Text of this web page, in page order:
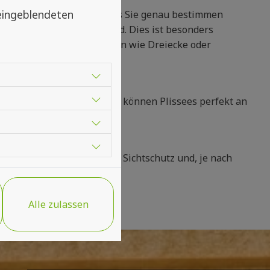
einstellen, sodass Sie genau bestimmen
Fensters abgedeckt wird. Dies ist besonders
ungewöhnlichen Formen wie Dreiecke oder
an Stoffen und Farben können Plissees perfekt an
sondern auch Sichtschutz und, je nach
Alle zulassen